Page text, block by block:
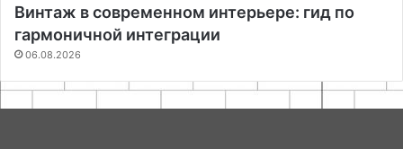
Винтаж в современном интерьере: гид по
гармоничной интеграции
06.08.2026